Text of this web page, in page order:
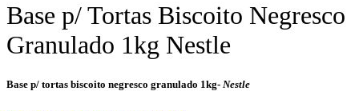
Base p/ Tortas Biscoito Negresco
Granulado 1kg Nestle
Base p/ tortas biscoito negresco granulado 1kg- Nestle